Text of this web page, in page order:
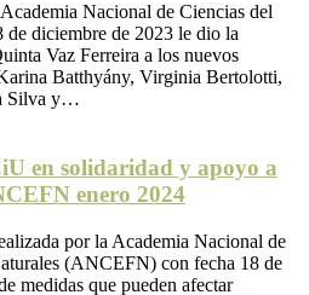
Nacional de Ciencias del
diciembre de 2023 le dio la
Vaz Ferreira a los nuevos
Batthyány, Virginia Bertolotti,
Silva y…
en solidaridad y apoyo a
enero 2024
por la Academia Nacional de
(ANCEFN) con fecha 18 de
medidas que pueden afectar